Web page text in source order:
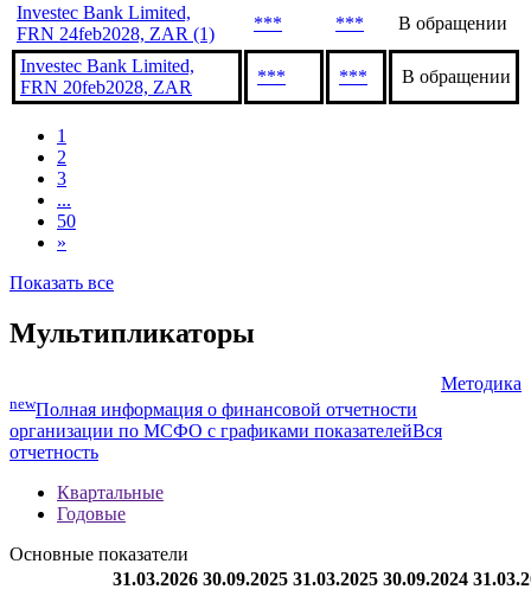
Investec Bank Limited,
FRN 24feb2028, ZAR (1)
*** *** В обращении
Investec Bank Limited,
FRN 20feb2028, ZAR
*** *** В обращении
1
2
3
...
50
»
Показать все
Мультипликаторы
Методика
newПолная информация о финансовой отчетности
организации по МСФО с графиками показателейВся
отчетность
Квартальные
Годовые
Основные показатели
31.03.2026 30.09.2025 31.03.2025 30.09.2024